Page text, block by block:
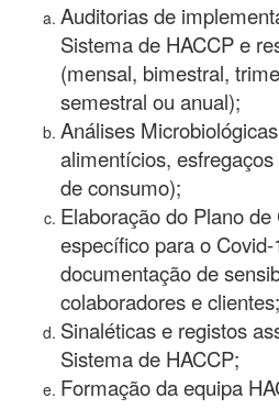
Auditorias de
Sistema de HACCP e
(mensal, bimestral,
semestral ou anual);
Análises
alimentícios,
de consumo);
Elaboração do Plano
específico para o
documentação de
colaboradores e clientes;
Sinaléticas e registos
Sistema de HACCP;
Formação da equipa